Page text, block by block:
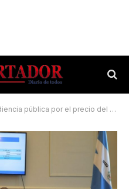
pública por el precio del boleto